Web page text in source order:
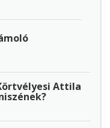
Attila